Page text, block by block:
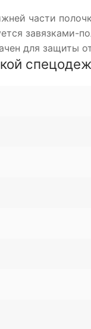
части
завязками-
для защиты